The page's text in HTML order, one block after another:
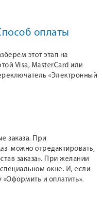
оплаты
этот этап на
Visa, MasterCard или
«Электронный
заказа. При
можно отредактировать,
заказа». При желании
окне. И, если
и оплатить».